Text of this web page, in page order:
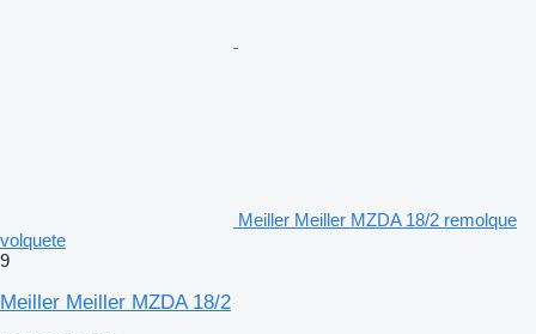
Meiller Meiller MZDA 18/2 remolque
volquete
9
Meiller Meiller MZDA 18/2